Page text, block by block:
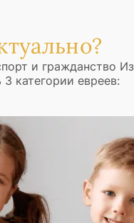
и гражданство
категории евреев: